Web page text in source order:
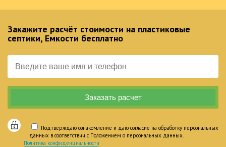
Закажите расчёт стоимости на пластиковые
септики, Емкости бесплатно
Подтверждаю ознакомление и даю согласие на обработку персональных
данных в соответствии с Положением о персональных данных.
Политика конфиденциальности